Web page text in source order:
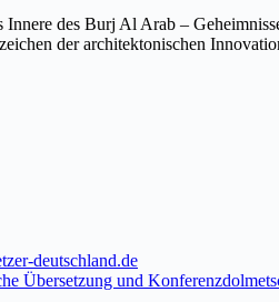
des Burj Al Arab –
der architektonischen
deutschland.de
Übersetzung und